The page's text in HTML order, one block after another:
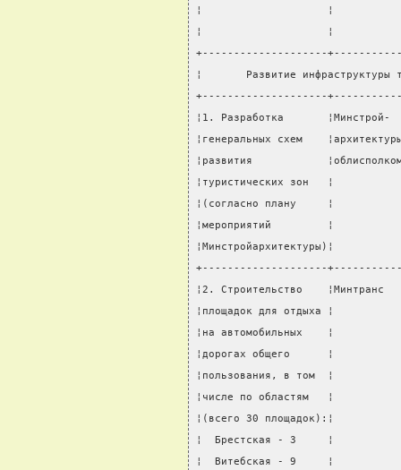
¦                    ¦
¦                    ¦
+--------------------
¦       Развитие инфраструктуры
+--------------------
¦1. Разработка       ¦Минстрой-
¦генеральных схем
¦развития
¦туристических зон   ¦
¦(согласно плану     ¦
¦мероприятий         ¦
+--------------------
¦2. Строительство
¦площадок для отдыха ¦
¦на автомобильных    ¦
¦дорогах общего      ¦
¦пользования, в том  ¦
¦числе по областям   ¦
¦(всего 30 площадок):¦
¦  Брестская - 3     ¦
¦  Витебская - 9     ¦